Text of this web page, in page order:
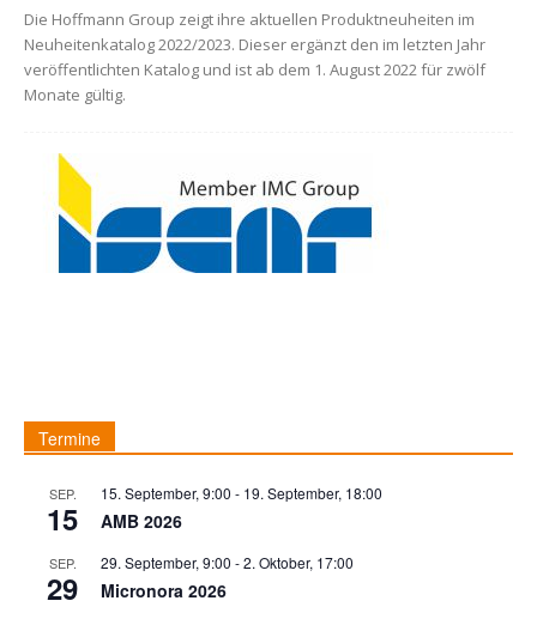
Die Hoffmann Group zeigt ihre aktuellen Produktneuheiten im
Neuheitenkatalog 2022/2023. Dieser ergänzt den im letzten Jahr
veröffentlichten Katalog und ist ab dem 1. August 2022 für zwölf
Monate gültig.
Termine
SEP.
15
15. September, 9:00 - 19. September, 18:00
AMB 2026
SEP.
29
29. September, 9:00 -2. Oktober, 17:00
Micronora 2026